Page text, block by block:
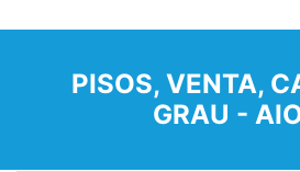
PISOS, VENTA,
GRAU -